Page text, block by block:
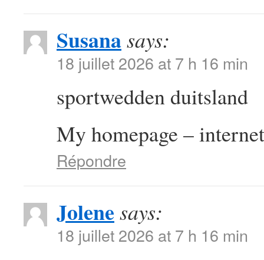
Susanasays:
18 juillet 2026 at 7 h 16 min
sportwedden duitsland
My homepage –
Répondre
Jolene says:
18 juillet 2026 at 7 h 16 min